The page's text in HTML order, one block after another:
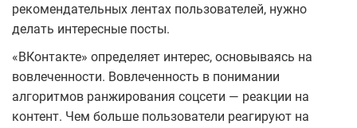
рекомендательных лентах пользователей, нужно
делать интересные посты.
«ВКонтакте» определяет интерес, основываясь на
вовлеченности. Вовлеченность в понимании
алгоритмов ранжирования соцсети — реакции на
контент. Чем больше пользователи реагируют на